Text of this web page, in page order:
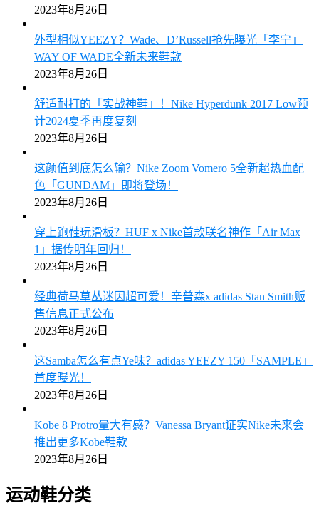
2023年8月26日
外型相似YEEZY？Wade、D’Russell抢先曝光「李宁」
WAY OF WADE全新未来鞋款
2023年8月26日
舒适耐打的「实战神鞋」！Nike Hyperdunk 2017 Low预
计2024夏季再度复刻
2023年8月26日
这颜值到底怎么输？Nike Zoom Vomero 5全新超热血配
色「GUNDAM」即将登场！
2023年8月26日
穿上跑鞋玩滑板？HUF x Nike首款联名神作「Air Max
1」据传明年回归！
2023年8月26日
经典荷马草丛迷因超可爱！辛普森x adidas Stan Smith贩
售信息正式公布
2023年8月26日
这Samba怎么有点Ye味？adidas YEEZY 150「SAMPLE」
首度曝光！
2023年8月26日
Kobe 8 Protro量大有感？Vanessa Bryant证实Nike未来会
推出更多Kobe鞋款
2023年8月26日
运动鞋分类